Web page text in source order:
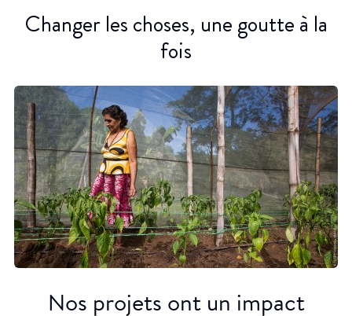
Changer les choses, une goutte à la
fois
Nos projets ont un impact